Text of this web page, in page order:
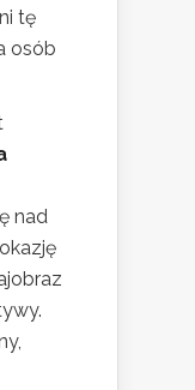
tę
osób
nad